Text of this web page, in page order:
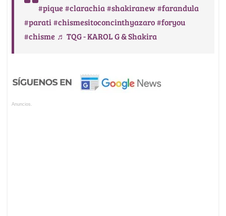
#pique #clarachia#shakiranew#farandula
#parati#chismesitoconcinthyazaro#foryou
#chisme ♬ TQG - KAROL G & Shakira
Anuncios.